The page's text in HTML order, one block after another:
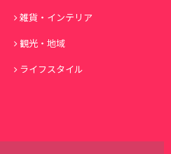
雑貨・インテリア
観光・地域
ライフスタイル